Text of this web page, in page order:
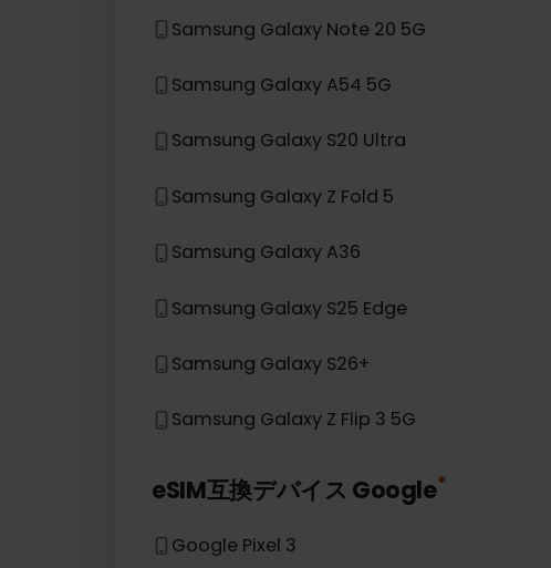
Samsung Galaxy S22 5G
Samsung Galaxy S21 5G
Samsung Galaxy S20
Samsung Galaxy Note 20 5G
Samsung Galaxy A54 5G
Samsung Galaxy S20 Ultra
Samsung Galaxy S25 Edge
Samsung Galaxy S26+